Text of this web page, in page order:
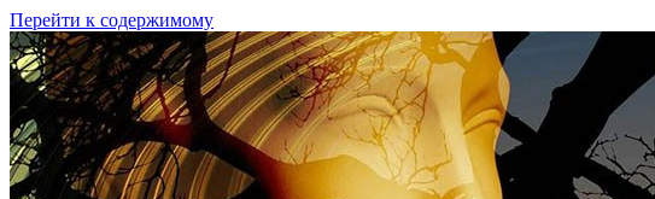
Перейти к содержимому